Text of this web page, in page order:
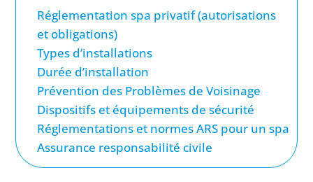
Réglementation spa privatif (autorisations
et obligations)
Types d’installations
Durée d’installation
Prévention des Problèmes de Voisinage
Dispositifs et équipements de sécurité
Réglementations et normes ARS pour un spa
Assurance responsabilité civile